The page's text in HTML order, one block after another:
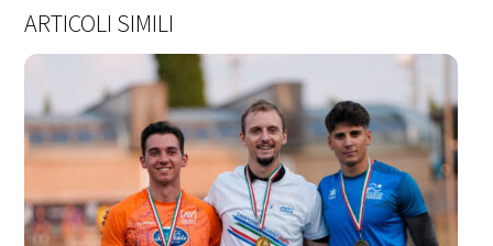
ARTICOLI SIMILI